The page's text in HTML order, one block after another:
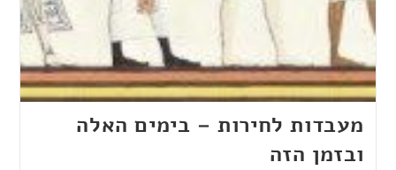
מעבדות לחירות – בימים האלה
ובזמן הזה